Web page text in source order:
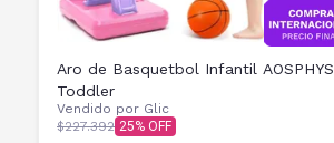
Aro de Basquetbol Infantil AOSPHYS
Toddler
Vendido por Glic
$227.392 25